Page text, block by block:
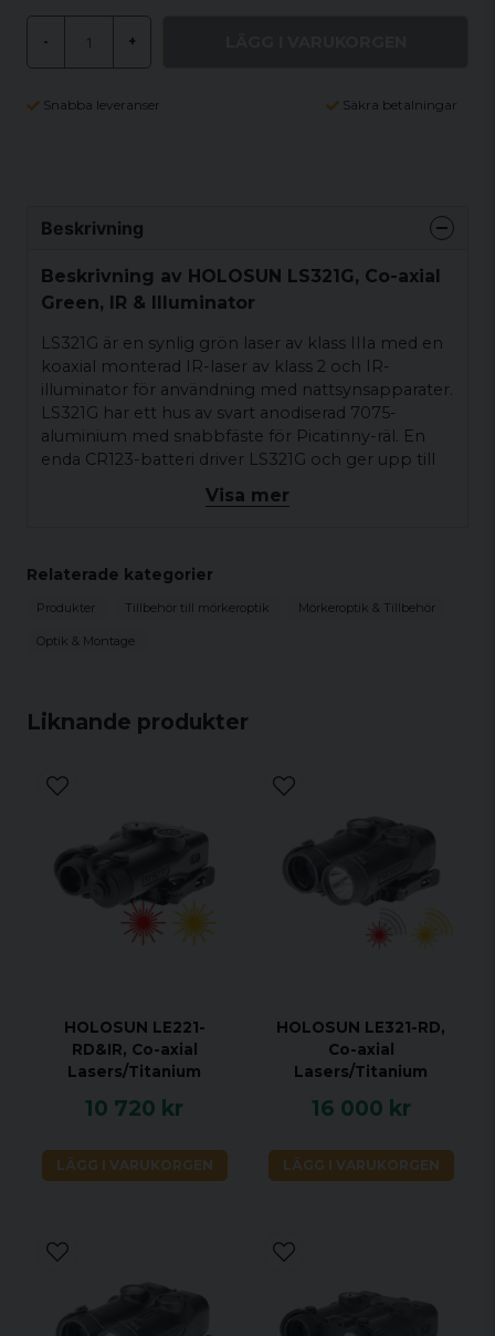
- +
Snabba leveranser Säkra betalningar
Liknande produkter
HOLOSUN LE221-
RD&IR, Co-axial
Lasers/Titanium
10 720 kr
LÄGG I VARUKORGEN
HOLOSUN LE321-RD,
Co-axial
Lasers/Titanium
16 000 kr
LÄGG I VARUKORGEN
Beskrivning
Beskrivning av HOLOSUN LS321G, Co-axial
Green, IR & Illuminator
LS321G är en synlig grön laser av klass IIIa med en
koaxial monterad IR-laser av klass 2 och IR-
illuminator för användning med nattsynsapparater.
LS321G har ett hus av svart anodiserad 7075-
aluminium med snabbfäste för Picatinny-räl. En
enda CR123-batteri driver LS321G och ger upp till
illuminator eller IR hög med IR-illuminator
fjärrtryckomkopplaren, eller stänga av enheten.
LS321G inkluderar också en aktiveringsknapp på
SPECIFIKATION
FYSISK SPECIFIKATION
Fönsterstorlek: N/A
Dimension (tum): 3,6 × 2,2 × 1,6
Vikt (oz): 8,64
Husingmaterial: 7075 T6 aluminium
Ytbehandling: MAO (Manganese
Justering per klick: 0,5 MOA
Justeringsomfång vindage och elevation
(W&E): ±50 MOA
MILJÖSPECIFIKATIONER
Lagringstemperatur: -40°C till 65°C
Arbetstemperatur: -40°C till 51°C
Visa mer
Relaterade kategorier
Produkter Tillbehör till mörkeroptik Mörkeroptik & Tillbehör
Optik & Montage